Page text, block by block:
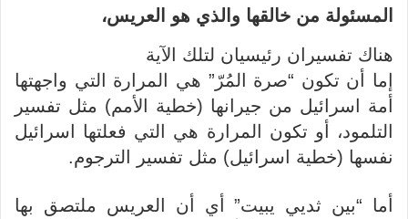
المسئولة من خالقها والذي هو العريس،
هناك تفسيران رئيسيان لتلك الآية
إما أن تكون “صرة المُرّ” هي المرارة التي واجهتها
أمة اسرائيل من جيرانها (خطية الأمم) مثل تفسير
التلمود، أو تكون المرارة هي التي فعلتها اسرائيل
نفسها (خطية اسرائيل) مثل تفسير الترجوم.
أما “بين ثديي يبيت” أي أن العريس ملتصق بها